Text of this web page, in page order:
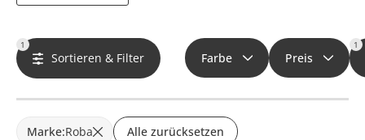
1
Sortieren & Filter Farbe Preis
1
Marke:Roba Alle zurücksetzen